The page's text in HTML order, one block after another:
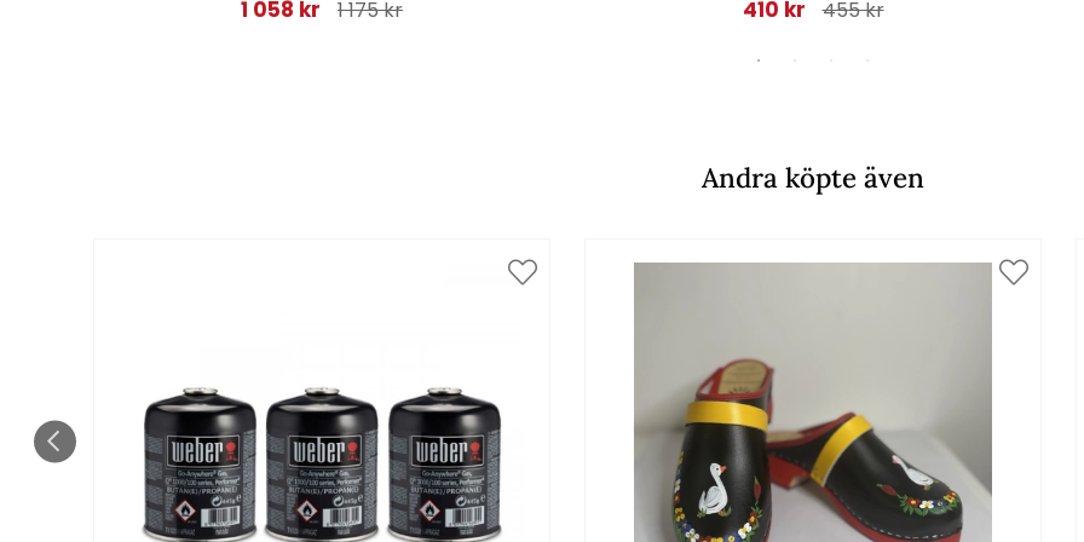
1 058 kr 1 175 kr 410 kr 455 kr
Andra köpte även